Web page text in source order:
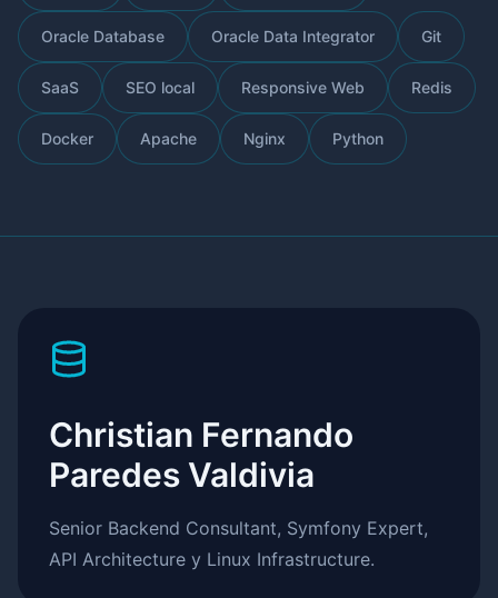
Oracle Database Oracle Data Integrator Git
SaaS SEO local Responsive Web Redis
Docker Apache Nginx Python
Christian Fernando
Paredes Valdivia
Senior Backend Consultant, Symfony Expert,
API Architecture y Linux Infrastructure.